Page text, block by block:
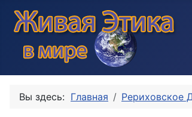
Вы здесь: Главная Рериховское